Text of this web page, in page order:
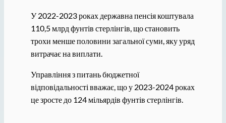
У 2022-2023 роках державна пенсія коштувала
110,5 млрд фунтів стерлінгів, що становить
трохи менше половини загальної суми, яку уряд
витрачає на виплати.
Управління з питань бюджетної
відповідальності вважає, що у 2023-2024 роках
це зросте до 124 мільярдів фунтів стерлінгів.